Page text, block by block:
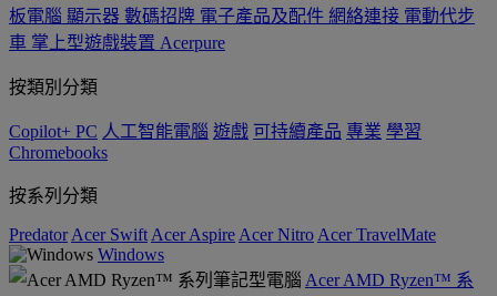
板電腦 顯示器 數碼招牌 電子產品及配件 網絡連接 電動代步
車 掌上型遊戲裝置 Acerpure
按類別分類
Copilot+ PC 人工智能電腦 遊戲 可持續產品 專業 學習
Chromebooks
按系列分類
Predator Acer Swift Acer Aspire Acer Nitro Acer TravelMate
Windows
Acer AMD Ryzen™ 系